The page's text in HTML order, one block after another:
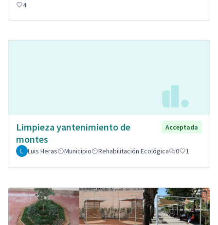
4
Limpieza yantenimiento de
montes
Acceptada
Luis Heras Municipio Rehabilitación Ecológica 0 1